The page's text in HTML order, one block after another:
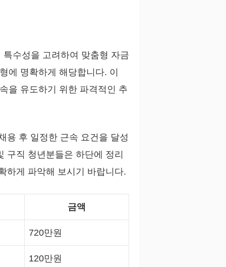
수성을 고려하여 맞춤형 자금
에 명확하게 해당합니다. 이
을 유도하기 위한 파격적인 추
용 후 일정한 근속 요건을 달성
구직 청년분들은 하단에 정리
하게 파악해 보시기 바랍니다.
금액
720만원
120만원